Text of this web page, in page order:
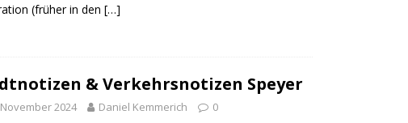
/ Geschwindigkeitsmessung für die KW 19 (05.05. –
gewinnt vor der Schweiz den Longines EEF Nations Cup im
(früher in den […]
& Verkehrsnotizen Speyer
November 2024 Daniel Kemmerich 0